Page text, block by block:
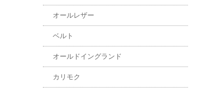
オールレザー
ベルト
オールドイングランド
カリモク